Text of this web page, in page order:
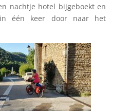
nachtje hotel bijgeboekt en
één keer door naar het